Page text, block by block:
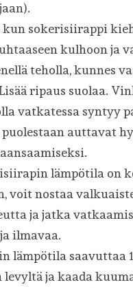
kun sokerisiirappi
kulhoon ja
teholla, kunnes
ripaus suolaa.
vatkatessa syntyy
auttavat
lämpötila on
voit nostaa
ja jatka
ilmavaa.
lämpötila saavuttaa
ja kaada